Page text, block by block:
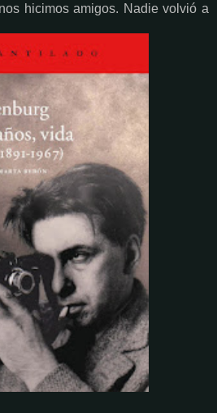
hicimos amigos. Nadie volvió a